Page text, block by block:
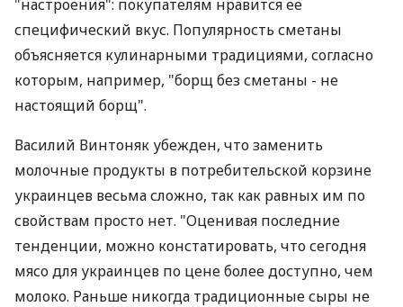
"настроения": покупателям нравится ее
специфический вкус. Популярность сметаны
объясняется кулинарными традициями, согласно
которым, например, "борщ без сметаны - не
настоящий борщ".
Василий Винтоняк убежден, что заменить
молочные продукты в потребительской корзине
украинцев весьма сложно, так как равных им по
свойствам просто нет. "Оценивая последние
тенденции, можно констатировать, что сегодня
мясо для украинцев по цене более доступно, чем
молоко. Раньше никогда традиционные сыры не